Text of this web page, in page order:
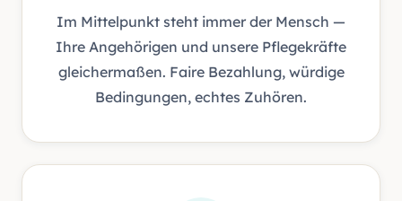
Im Mittelpunkt steht immer der Mensch —
Ihre Angehörigen und unsere Pflegekräfte
gleichermaßen. Faire Bezahlung, würdige
Bedingungen, echtes Zuhören.